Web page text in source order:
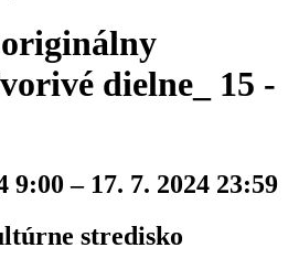
dielne_ 15 -
9:00 – 17. 7. 2024 23:59
stredisko